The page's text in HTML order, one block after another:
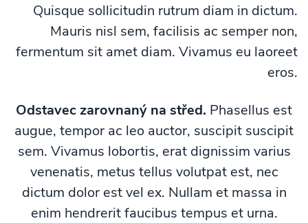
Quisque sollicitudin rutrum diam in dictum.
Mauris nisl sem, facilisis ac semper non,
fermentum sit amet diam. Vivamus eu laoreet
eros.
Odstavec zarovnaný na střed. Phasellus est
augue, tempor ac leo auctor, suscipit suscipit
sem. Vivamus lobortis, erat dignissim varius
venenatis, metus tellus volutpat est, nec
dictum dolor est vel ex. Nullam et massa in
enim hendrerit faucibus tempus et urna.